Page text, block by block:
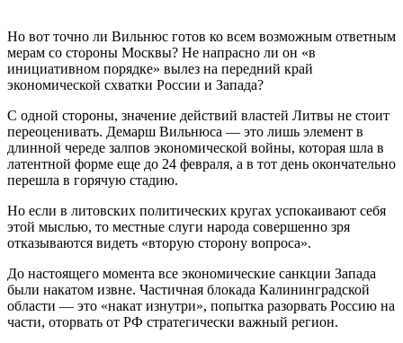
Но вот точно ли Вильнюс готов ко всем возможным ответным
мерам со стороны Москвы? Не напрасно ли он «в
инициативном порядке» вылез на передний край
экономической схватки России и Запада?
С одной стороны, значение действий властей Литвы не стоит
переоценивать. Демарш Вильнюса — это лишь элемент в
длинной череде залпов экономической войны, которая шла в
латентной форме еще до 24 февраля, а в тот день окончательно
перешла в горячую стадию.
Но если в литовских политических кругах успокаивают себя
этой мыслью, то местные слуги народа совершенно зря
отказываются видеть «вторую сторону вопроса».
До настоящего момента все экономические санкции Запада
были накатом извне. Частичная блокада Калининградской
области — это «накат изнутри», попытка разорвать Россию на
части, оторвать от РФ стратегически важный регион.